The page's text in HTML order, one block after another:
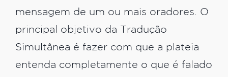
mensagem de um ou mais oradores. O
principal objetivo da Tradução
Simultânea é fazer com que a plateia
entenda completamente o que é falado